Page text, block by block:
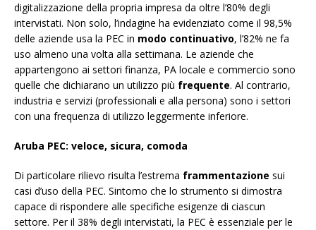
digitalizzazione della propria impresa da oltre l’80% degli
intervistati. Non solo, l’indagine ha evidenziato come il 98,5%
delle aziende usa la PEC in modo continuativo, l’82% ne fa
uso almeno una volta alla settimana. Le aziende che
appartengono ai settori finanza, PA locale e commercio sono
quelle che dichiarano un utilizzo più frequente. Al contrario,
industria e servizi (professionali e alla persona) sono i settori
con una frequenza di utilizzo leggermente inferiore.
Aruba PEC: veloce, sicura, comoda
Di particolare rilievo risulta l’estrema frammentazione sui
casi d’uso della PEC. Sintomo che lo strumento si dimostra
capace di rispondere alle specifiche esigenze di ciascun
settore. Per il 38% degli intervistati, la PEC è essenziale per le